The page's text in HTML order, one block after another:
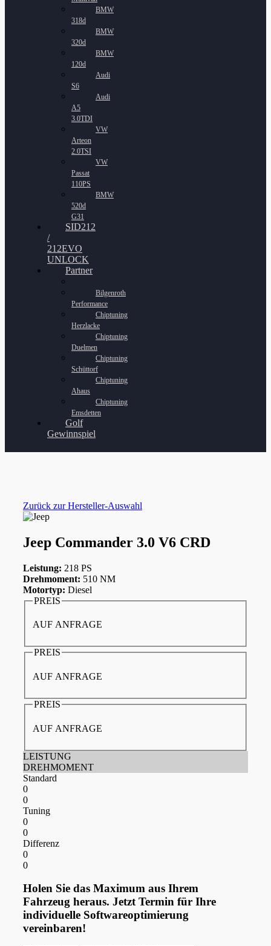
BMW
318d
BMW
320d
BMW
120d
Audi
S6
Audi
A5
3.0TDI
VW
Arteon
2.0TSI
VW
Passat
110PS
BMW
520d
G31
SID212
/
212EVO
UNLOCK
Partner
Bilgenroth
Performance
Chiptuning
Herzlacke
Chiptuning
Duelmen
Chiptuning
Schüttorf
Chiptuning
Ahaus
Chiptuning
Emsdetten
Golf
Gewinnspiel
Zurück zur Hersteller-Auswahl
Jeep Commander 3.0 V6 CRD
Leistung: 218 PS
Drehmoment: 510 NM
Motortyp: Diesel
PREIS
AUF ANFRAGE
PREIS
AUF ANFRAGE
PREIS
AUF ANFRAGE
LEISTUNG
DREHMOMENT
Standard
0
0
Tuning
0
0
Differenz
0
0
Holen Sie das Maximum aus Ihrem
Fahrzeug heraus. Jetzt Termin für Ihre
individuelle Softwareoptimierung
vereinbaren!